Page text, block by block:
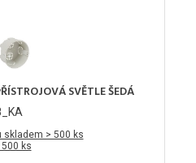
SVĚTLE ŠEDÁ
skladem > 500 ks
ks